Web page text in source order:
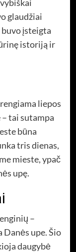
glaudžiai
įsteigta
istoriją ir
liepos
tai sutampa
būna
tris dienas,
mieste, ypač
upę.
–
upe. Šio
daugybė